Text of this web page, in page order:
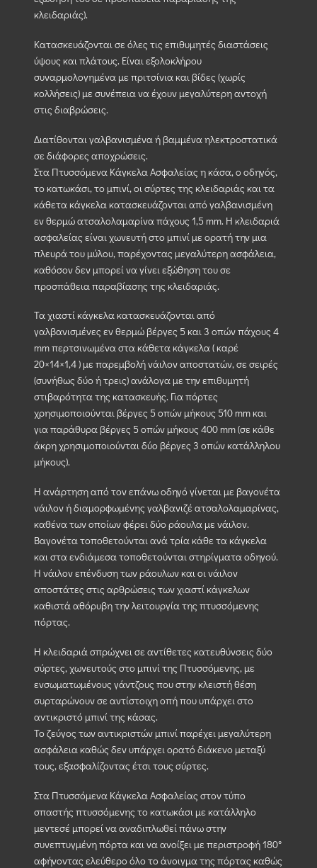
κλειδαριάς).
Κατασκευάζονται σε όλες τις επιθυμητές διαστάσεις
ύψους και πλάτους. Είναι εξολοκλήρου
συναρμολογημένα με πριτσίνια και βίδες (χωρίς
κολλήσεις) με συνέπεια να έχουν μεγαλύτερη αντοχή
στις διαβρώσεις.
Διατίθονται γαλβανισμένα ή βαμμένα ηλεκτροστατικά
σε διάφορες αποχρώσεις.
Στα Πτυσσόμενα Κάγκελα Ασφαλείας η κάσα, ο οδηγός,
το κατωκάσι, το μπινί, οι σύρτες της κλειδαριάς και τα
κάθετα κάγκελα κατασκευάζονται από γαλβανισμένη
εν θερμώ ατσαλολαμαρίνα πάχους 1,5 mm. Η κλειδαριά
ασφαλείας είναι χωνευτή στο μπινί με ορατή την μια
πλευρά του μύλου, παρέχοντας μεγαλύτερη ασφάλεια,
καθόσον δεν μπορεί να γίνει εξώθηση του σε
προσπάθεια παραβίασης της κλειδαριάς.
Τα χιαστί κάγκελα κατασκευάζονται από
γαλβανισμένες εν θερμώ βέργες 5 και 3 οπών πάχους 4
mm περτσινωμένα στα κάθετα κάγκελα ( καρέ
20×14×1,4 ) με παρεμβολή νάιλον αποστατών, σε σειρές
(συνήθως δύο ή τρεις) ανάλογα με την επιθυμητή
στιβαρότητα της κατασκευής. Για πόρτες
χρησιμοποιούνται βέργες 5 οπών μήκους 510 mm και
για παράθυρα βέργες 5 οπών μήκους 400 mm (σε κάθε
άκρη χρησιμοποιούνται δύο βέργες 3 οπών κατάλληλου
μήκους).
Η ανάρτηση από τον επάνω οδηγό γίνεται με βαγονέτα
νάιλον ή διαμορφωμένης γαλβανιζέ ατσαλολαμαρίνας,
καθένα των οποίων φέρει δύο ράουλα με νάιλον.
Βαγονέτα τοποθετούνται ανά τρία κάθε τα κάγκελα
και στα ενδιάμεσα τοποθετούνται στηρίγματα οδηγού.
Η νάιλον επένδυση των ράουλων και οι νάιλον
αποστάτες στις αρθρώσεις των χιαστί κάγκελων
καθιστά αθόρυβη την λειτουργία της πτυσσόμενης
πόρτας.
Η κλειδαριά σπρώχνει σε αντίθετες κατευθύνσεις δύο
σύρτες, χωνευτούς στο μπινί της Πτυσσόμενης, με
ενσωματωμένους γάντζους που στην κλειστή θέση
συρταρώνουν σε αντίστοιχη οπή που υπάρχει στο
αντικριστό μπινί της κάσας.
Το ζεύγος των αντικριστών μπινί παρέχει μεγαλύτερη
ασφάλεια καθώς δεν υπάρχει ορατό διάκενο μεταξύ
τους, εξασφαλίζοντας έτσι τους σύρτες.
Στα Πτυσσόμενα Κάγκελα Ασφαλείας στον τύπο
σπαστής πτυσσόμενης το κατωκάσι με κατάλληλο
μεντεσέ μπορεί να αναδιπλωθεί πάνω στην
συνεπτυγμένη πόρτα και να ανοίξει με περιστροφή 180°
αφήνοντας ελεύθερο όλο το άνοιγμα της πόρτας καθώς